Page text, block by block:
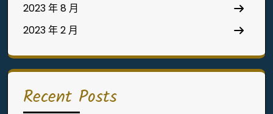
2023 年 8 月
2023 年 2 月
Recent Posts